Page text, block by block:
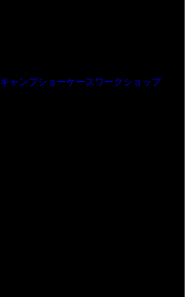
キャンプショーケースワークショップ